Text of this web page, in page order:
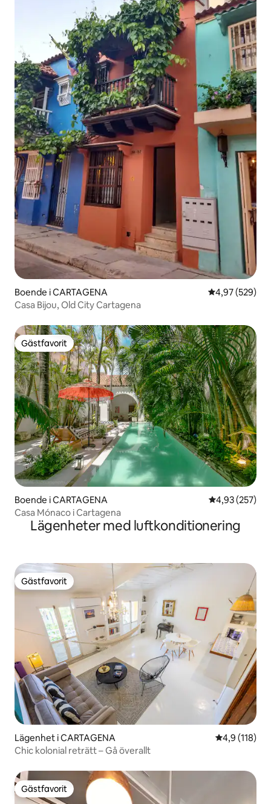
Boende i CARTAGENA 4,97 av 5 i
4,97 (529)
Casa Bijou, Old City Cartagena
Gästfavorit
Gästfavorit
Boende i CARTAGENA 4,93 av 5 i
4,93 (257)
Casa Mónaco i Cartagena
Lägenheter med luftkonditionering
Gästfavorit
Gästfavorit
Lägenhet i CARTAGENA 4,9 av 5 i
4,9 (118)
Chic kolonial reträtt – Gå överallt
Gästfavorit
Gästfavorit